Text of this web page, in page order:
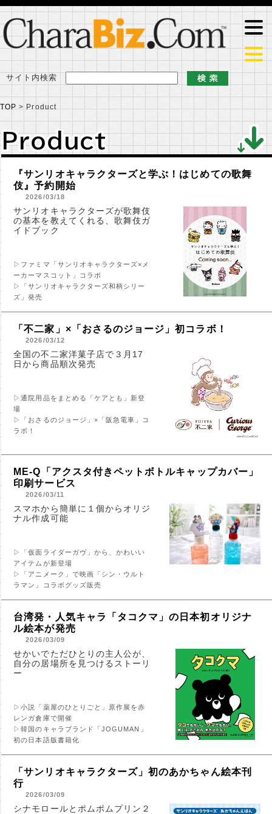
サイト内検索
TOP > Product
Product
Product
『サンリオキャラクターズと学ぶ！はじめての歌舞
伎』予約開始
2026/03/18
サンリオキャラクターズが歌舞伎
の基本を教えてくれる、歌舞伎ガ
イドブック
▷ファミマ「サンリオキャラクターズ×メ
ーカーマスコット」コラボ
▷「サンリオキャラクターズ和柄シリー
ズ」発売
「不二家」×「おさるのジョージ」初コラボ！
2026/03/12
全国の不二家洋菓子店で３月17
日から商品順次発売
▷通院用品をまとめる「ケアとも」新登
場
▷「おさるのジョージ」×「阪急電車」コ
ラボ！
ME-Q「アクスタ付きペットボトルキャップカバー」
印刷サービス
2026/03/11
スマホから簡単に１個からオリジ
ナル作成可能
▷「仮面ライダーガヴ」から、かわいい
アイテムが新登場
▷「アニメーク」で映画「シン・ウルト
ラマン」コラボグッズ販売
台湾発・人気キャラ「タコクマ」の日本初オリジナ
ル絵本が発売
2026/03/09
せかいでただひとりの主人公が、
自分の居場所を見つけるストーリ
ー
▷小説「薬屋のひとりごと」原作展を赤
レンガ倉庫で開催
▷韓国のキャラブランド「JOGUMAN」
初の日本語版書籍化
「サンリオキャラクターズ」初のあかちゃん絵本刊
行
2026/03/09
シナモロールとポムポムプリン２